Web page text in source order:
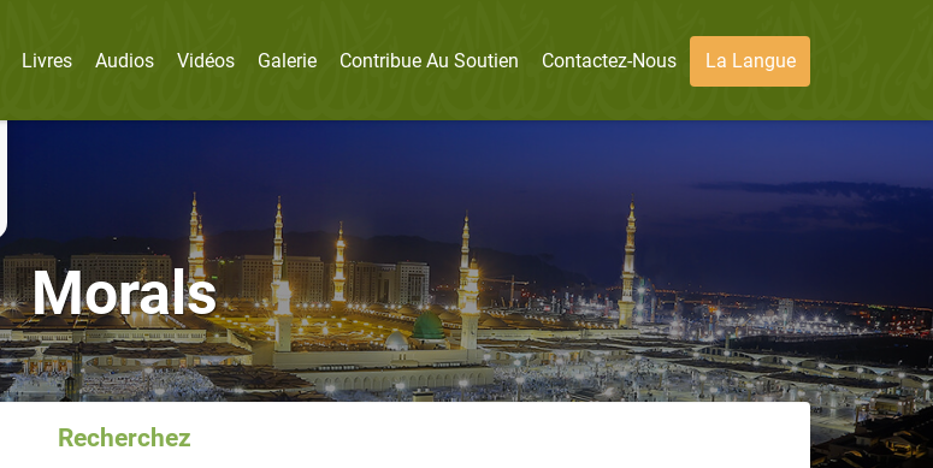
Livres Audios Vidéos Galerie Contribue Au Soutien Contactez-Nous La Langue
Morals
Recherchez